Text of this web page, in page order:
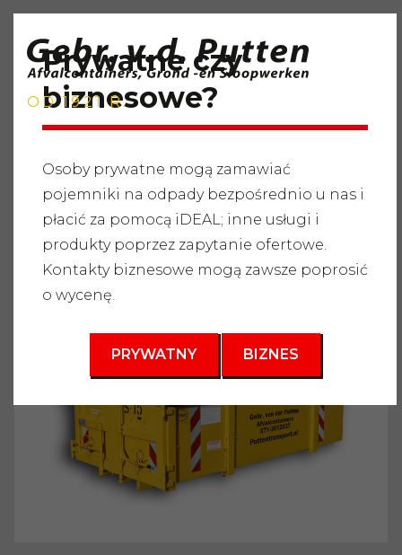
OD 1921 R.
Strona główna " Usługi "Pojemniki na odpady
"
Zmieszane odpady ogrodowe "
Pojemnik do sortowania
8 m3
Prywatne czy
biznesowe?
Osoby prywatne mogą zamawiać
pojemniki na odpady bezpośrednio u nas i
płacić za pomocą iDEAL; inne usługi i
produkty poprzez zapytanie ofertowe.
Kontakty biznesowe mogą zawsze poprosić
o wycenę.
PRYWATNY BIZNES